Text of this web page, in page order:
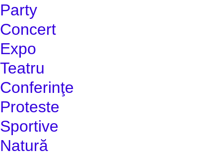
Party
Concert
Expo
Teatru
Conferinţe
Proteste
Sportive
Natură